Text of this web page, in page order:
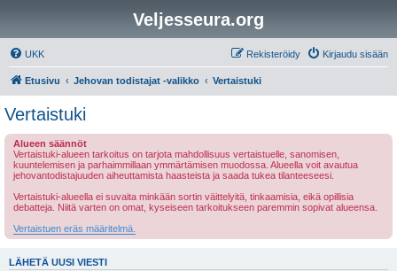
Veljesseura.org
UKK Kirjaudu sisään
Rekisteröidy
Etusivu Jehovan todistajat -valikko Vertaistuki
Vertaistuki
Alueen säännöt
Vertaistuki-alueen tarkoitus on tarjota mahdollisuus vertaistuelle, sanomisen,
kuuntelemisen ja parhaimmillaan ymmärtämisen muodossa. Alueella voit avautua
jehovantodistajuuden aiheuttamista haasteista ja saada tukea tilanteeseesi.
Vertaistuki-alueella ei suvaita minkään sortin väittelyitä, tinkaamisia, eikä opillisia
debatteja. Niitä varten on omat, kyseiseen tarkoitukseen paremmin sopivat alueensa.
Vertaistuen eräs määritelmä.
LÄHETÄ UUSI VIESTI